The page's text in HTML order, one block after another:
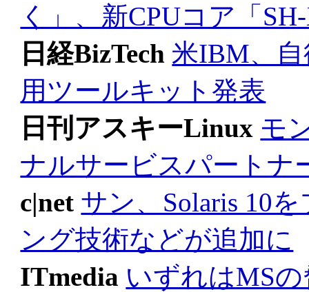
く」、新CPUコア「
日経BizTech 米IBM、
用ツールキット発表
日刊アスキーLinux モ
ナルサービスパートナ
c|net サン、Solaris 10
ング技術などが追加に
ITmedia いずれはMS